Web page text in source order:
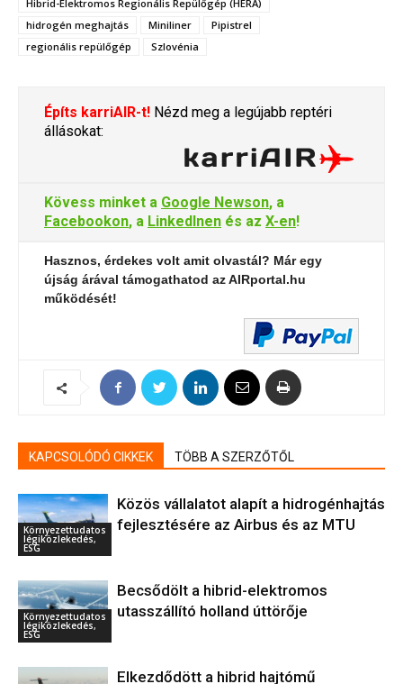
Hibrid-Elektromos Regionális Repülőgép (HERA)
hidrogén meghajtás
Miniliner
Pipistrel
regionális repülőgép
Szlovénia
Építs karriAIR-t! Nézd meg a legújabb reptéri
állásokat:
Kövess minket a Google Newson, a
Facebookon, a LinkedInen és az X-en!
Hasznos, érdekes volt amit olvastál? Már egy
újság árával támogathatod az AIRportal.hu
működését!
KAPCSOLÓDÓ CIKKEK TÖBB A SZERZŐTŐL
Környezettudatos
légiközlekedés,
ESG
Közös vállalatot alapít a hidrogénhajtás
fejlesztésére az Airbus és az MTU
Környezettudatos
légiközlekedés,
ESG
Becsődölt a hibrid-elektromos
utasszállító holland úttörője
Elkezdődött a hibrid hajtómű